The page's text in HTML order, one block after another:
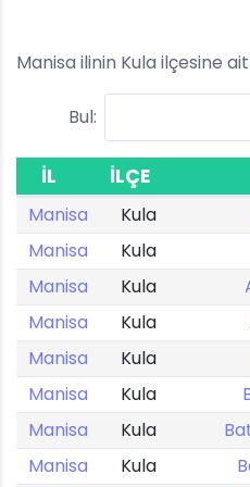
Manisa ilinin Kula ilçesine
Bul:
İL İLÇE
Manisa Kula
Manisa
Kula
Manisa
Kula
Manisa
Kula
Manisa
Kula
Manisa
Kula
Manisa
Kula
Manisa
Kula